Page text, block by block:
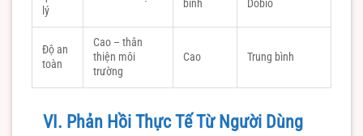
lý
bình
Dobio
Độ an
toàn
Cao – thân
thiện môi
trường
Cao Trung bình
VI. Phản Hồi Thực Tế Từ Người Dùng